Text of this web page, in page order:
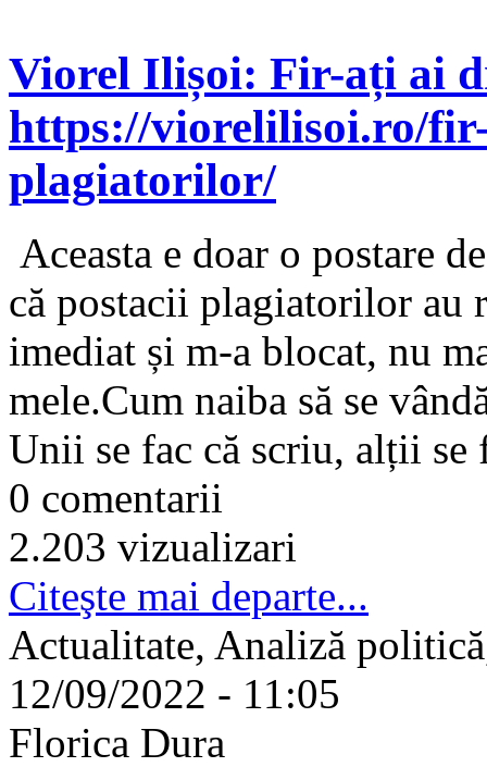
Viorel Ilișoi: Fir-ați ai
https://viorelilisoi.ro/
plagiatorilor/
Aceasta e doar o postare
că postacii plagiatorilor au
imediat și m-a blocat, nu
mele.Cum naiba să se
Unii se fac că scriu, alții se
0 comentarii
2.203 vizualizari
Citeşte mai departe...
Actualitate, Analiză
12/09/2022 - 11:05
Florica Dura